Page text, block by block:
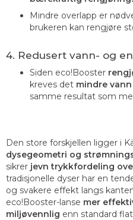
Mindre overlapp er
brukeren kan rengjøre
4. Redusert vann- og
Siden eco!Booster
kreves det mindre
samme resultat som
Den store forskjellen ligger i
dysegeometri og
sikrer jevn trykkfordeling
tradisjonelle dyser har en
og svakere effekt langs
eco!Booster-lanse mer
miljøvennlig enn standard